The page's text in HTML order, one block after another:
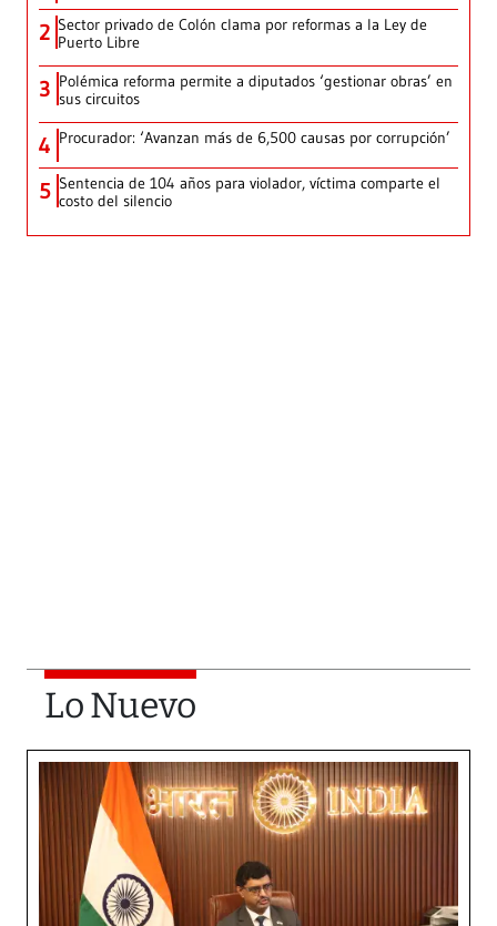
2 Sector privado de Colón clama por reformas a la Ley de
Puerto Libre
3 Polémica reforma permite a diputados ‘gestionar obras’ en
sus circuitos
4 Procurador: ‘Avanzan más de 6,500 causas por corrupción’
5 Sentencia de 104 años para violador, víctima comparte el
costo del silencio
Lo Nuevo